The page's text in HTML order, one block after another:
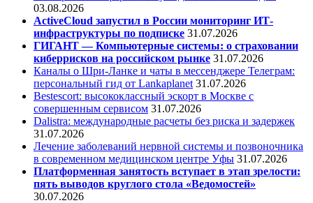
03.08.2026
ActiveCloud запустил в России мониторинг ИТ-
инфраструктуры по подписке 31.07.2026
ГИГАНТ — Компьютерные системы: о страховании
киберрисков на российском рынке 31.07.2026
Каналы о Шри-Ланке и чаты в мессенджере Телеграм:
персональный гид от Lankaplanet 31.07.2026
Bestescort: высококлассный эскорт в Москве с
совершенным сервисом 31.07.2026
Dalistra: международные расчеты без риска и задержек
31.07.2026
Лечение заболеваний нервной системы и позвоночника
в современном медицинском центре Уфы 31.07.2026
Платформенная занятость вступает в этап зрелости:
пять выводов круглого стола «Ведомостей»
30.07.2026